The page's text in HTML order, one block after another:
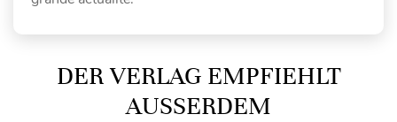
DER VERLAG EMPFIEHLT
AUSSERDEM